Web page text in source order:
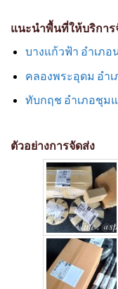
แนะนำพื้นที่ให้บริการ
บางแก้วฟ้า อำเภ
คลองพระอุดม อำ
ทับกฤช อำเภอชุม
ตัวอย่างการจัดส่ง